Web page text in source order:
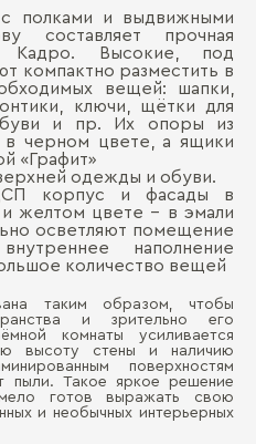
полками и выдвижными
составляет прочная
Кадро. Высокие, под
компактно разместить в
вещей: шапки,
ключи, щётки для
и пр. Их опоры из
в черном цвете, а ящики
«Графит»
одежды и обуви.
корпус и фасады в
желтом цвете - в эмали
осветляют помещение
наполнение
количество вещей
таким образом, чтобы
и зрительно его
комнаты усиливается
высоту стены и наличию
поверхностям
пыли. Такое яркое решение
готов выражать свою
и необычных интерьерных